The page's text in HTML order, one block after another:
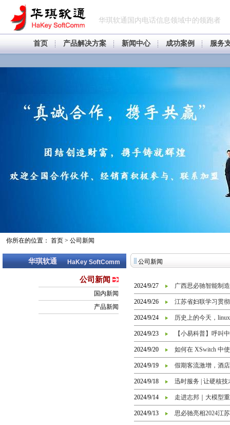
华琪软通国内电话信息领域中的领跑者
首页 产品解决方案 新闻中心 成功案例 服务
你所在的位置： 首页 > 公司新闻
华琪软通 HaKey SoftComm
公司新闻
国内新闻
产品新闻
公司新闻
2024/9/27 广西思必驰智能制
2024/9/26 江苏省妇联学习贯
2024/9/24 历史上的今天，
2024/9/23 【小易科普】呼叫
2024/9/20 如何在 XSwitch 中使
2024/9/19 假期客流激增，酒
2024/9/18 迅时服务 | 让硬核
2024/9/14 走进志邦｜大模型
2024/9/13 思必驰亮相2024江